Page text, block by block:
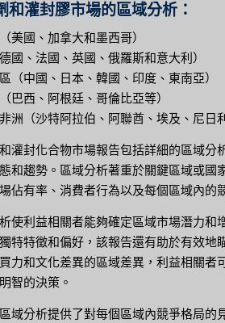
和灌封膠市場的區域分析：
美國、加拿大和墨西哥）
國、法國、英國、俄羅斯和意大利）
（中國、日本、韓國、印度、東南亞）
巴西、阿根廷、哥倫比亞等）
洲（沙特阿拉伯、阿聯酋、埃及、尼日
灌封化合物市場報告包括詳細的區域分
和趨勢。區域分析著重於關鍵區域或國
佔有率、消費者行為以及每個區域內的
使利益相關者能夠確定區域市場潛力和
特特徵和偏好，該報告還有助於有效地
力和文化差異的區域差異，利益相關者
智的決策。
域分析提供了對每個區域內競爭格局的